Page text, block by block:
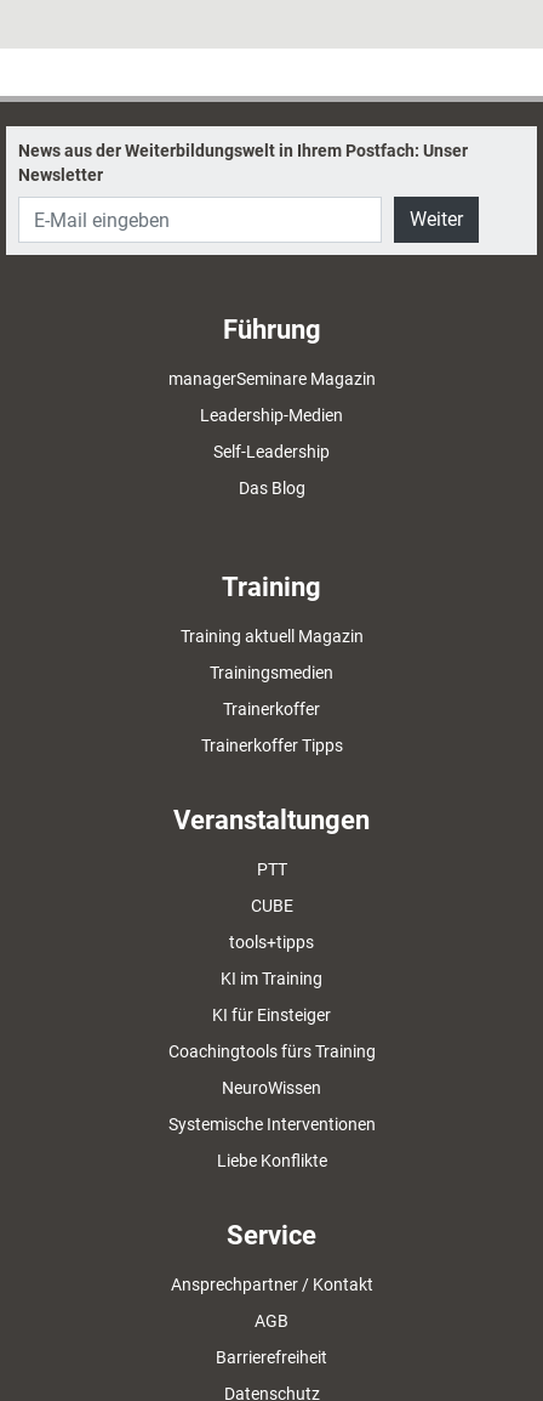
News aus der Weiterbildungswelt in Ihrem Postfach: Unser
Newsletter
Weiter
Führung
managerSeminare Magazin
Leadership-Medien
Self-Leadership
Das Blog
Training
Training aktuell Magazin
Trainingsmedien
Trainerkoffer
Trainerkoffer Tipps
Veranstaltungen
PTT
CUBE
tools+tipps
KI im Training
KI für Einsteiger
Coachingtools fürs Training
NeuroWissen
Systemische Interventionen
Liebe Konflikte
Service
Ansprechpartner / Kontakt
AGB
Barrierefreiheit
Datenschutz